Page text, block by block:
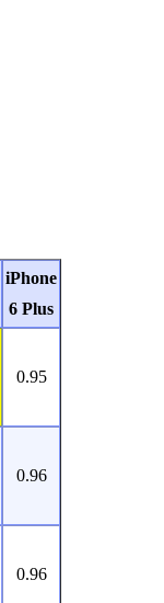
iPhone
6 Plus
0.95
0.96
0.96